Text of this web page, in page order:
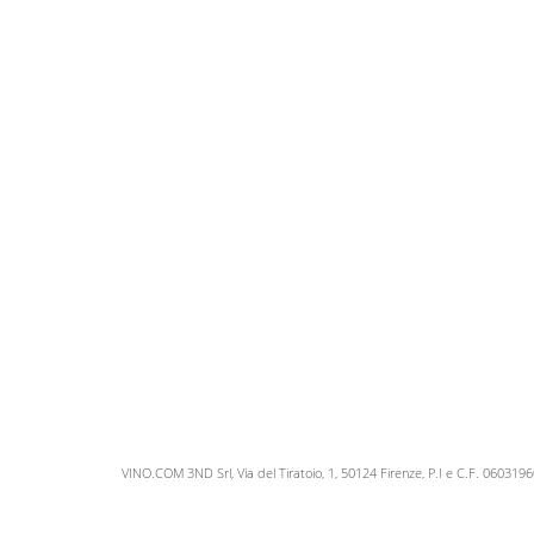
VINO.COM 3ND Srl, Via del Tiratoio, 1, 50124 Firenze, P.I e C.F.